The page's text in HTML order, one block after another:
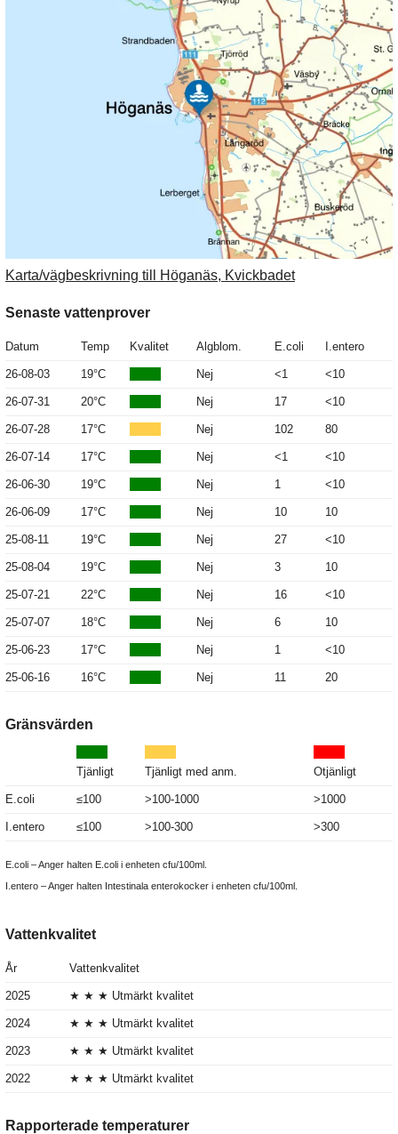
Karta/vägbeskrivning till Höganäs, Kvickbadet
Senaste vattenprover
Datum Temp Kvalitet Algblom. E.coli I.entero
26-08-03 19°C Nej <1 <10
26-07-31 20°C Nej 17 <10
26-07-28 17°C Nej 102 80
26-07-14 17°C Nej <1 <10
26-06-30 19°C Nej 1 <10
26-06-09 17°C Nej 10 10
25-08-11 19°C Nej 27 <10
25-08-04 19°C Nej 3 10
25-07-21 22°C Nej 16 <10
25-07-07 18°C Nej 6 10
25-06-23 17°C Nej 1 <10
25-06-16 16°C Nej 11 20
Gränsvärden
Tjänligt Tjänligt med anm. Otjänligt
E.coli ≤100 >100-1000 >1000
I.entero ≤100 >100-300 >300
E.coli – Anger halten E.coli i enheten cfu/100ml.
I.entero – Anger halten Intestinala enterokocker i enheten cfu/100ml.
Vattenkvalitet
År Vattenkvalitet
2025 ★ ★ ★ Utmärkt kvalitet
2024 ★ ★ ★ Utmärkt kvalitet
2023 ★ ★ ★ Utmärkt kvalitet
2022 ★ ★ ★ Utmärkt kvalitet
Rapporterade temperaturer